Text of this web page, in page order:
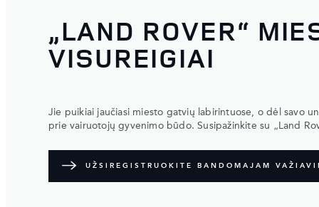
„LAND ROVER“
VISUREIGIAI
Jie puikiai jaučiasi miesto gatvių labirintuose, o dėl savo
prie vairuotojų gyvenimo būdo. Susipažinkite su „Land
UŽSIREGISTRUOKITE BANDOMAJAM